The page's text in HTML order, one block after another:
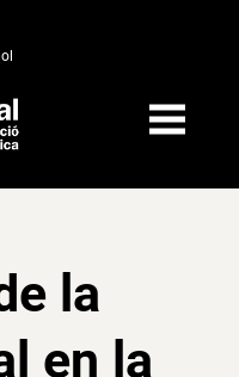
la
en la